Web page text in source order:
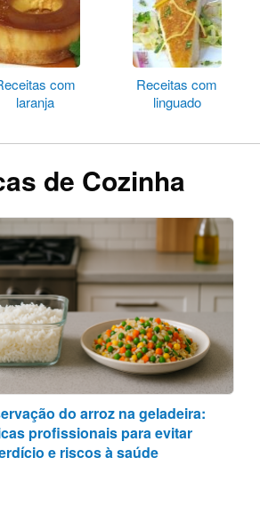
com
laranja
Receitas com
linguado
de Cozinha
do arroz na geladeira:
profissionais para evitar
e riscos à saúde